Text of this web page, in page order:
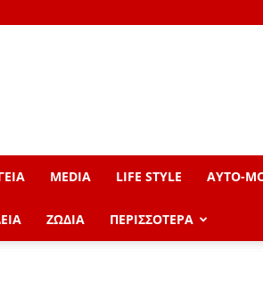
MEDIA LIFE STYLE AYTO-
ΖΩΔΙΑ ΠΕΡΙΣΣΟΤΕΡΑ